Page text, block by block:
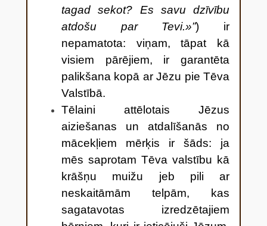
tagad sekot? Es savu dzīvību
atdošu par Tevi.»”) ir
nepamatota: viņam, tāpat kā
visiem pārējiem, ir garantēta
palikšana kopā ar Jēzu pie Tēva
Valstībā.
Tēlaini attēlotais Jēzus
aiziešanas un atdalīšanās no
mācekļiem mērķis ir šāds: ja
mēs saprotam Tēva valstību kā
krāšņu muižu jeb pili ar
neskaitāmām telpām, kas
sagatavotas izredzētajiem